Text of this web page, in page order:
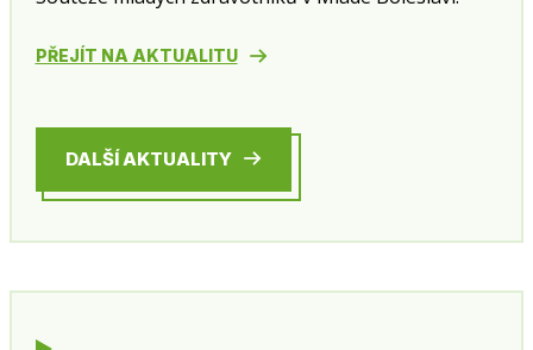
PŘEJÍT NA AKTUALITU
DALŠÍ AKTUALITY